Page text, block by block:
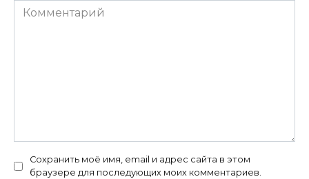
Комментарий
Сохранить моё имя, email и адрес сайта в этом
браузере для последующих моих комментариев.